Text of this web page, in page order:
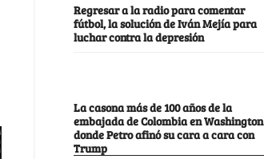
Regresar a la radio para comentar
fútbol, la solución de Iván Mejía para
luchar contra la depresión
La casona más de 100 años de la
embajada de Colombia en Washington
donde Petro afinó su cara a cara con
Trump